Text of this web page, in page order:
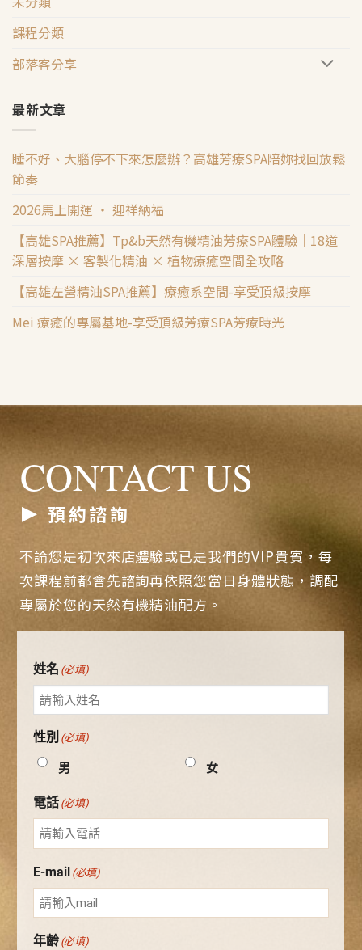
課程分類
部落客分享
最新文章
睡不好、大腦停不下來怎麼辦？高雄芳療SPA陪妳找回放鬆
節奏
2026馬上開運 ‧ 迎祥納福
【高雄SPA推薦】Tp&b天然有機精油芳療SPA體驗｜18道
深層按摩 × 客製化精油 × 植物療癒空間全攻略
【高雄左營精油SPA推薦】療癒系空間-享受頂級按摩
Mei 療癒的專屬基地-享受頂級芳療SPA芳療時光
CONTACT US
預約諮詢
不論您是初次來店體驗或已是我們的VIP貴賓，每
次課程前都會先諮詢再依照您當日身體狀態，調配
專屬於您的天然有機精油配方。
姓名 (必填)
性別 (必填)
男 女
電話 (必填)
E-mail (必填)
年齡 (必填)